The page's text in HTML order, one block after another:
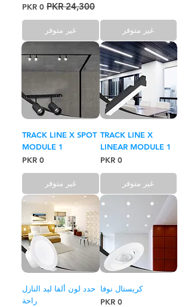
غير متوفر
سعر عادي
سعر البيع
غير متوفر
TRACK LINE X
LINEAR MODULE 1
السعر‏0 PKR
غير متوفر
TRACK LINE X SPOT
MODULE 1
السعر
غير متوفر
كريستال نوفا
السعر‏0 PKR
حدد لون ألفا ليد النازل
راحة